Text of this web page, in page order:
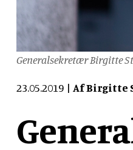
Generalsekretær Birgitte
23.05.2019 Af Birgitte